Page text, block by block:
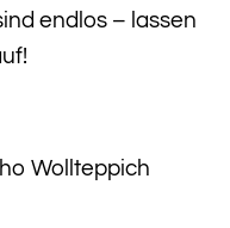
endlos – lassen
Wollteppich